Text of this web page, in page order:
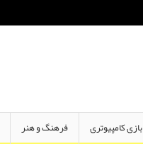
بازی کامپیوتری فرهنگ و هنر